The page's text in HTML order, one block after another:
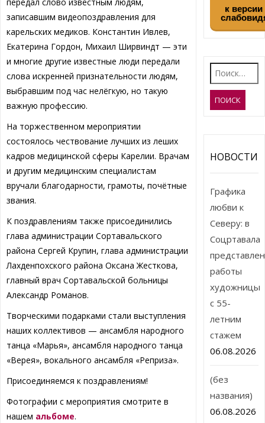
записавшим видеопоздравления для
карельских медиков. Константин Ивлев,
Екатерина Гордон, Михаил Ширвиндт — эти
и многие другие известные люди передали
слова искренней признательности людям,
выбравшим под час нелёгкую, но такую
важную профессию.
На торжественном мероприятии
состоялось чествование лучших из леших
кадров медицинской сферы Карелии. Врачам
и другим медицинским специалистам
вручали благодарности, грамоты, почётные
звания.
К поздравлениям также присоединились
глава администрации Сортавальского
района Сергей Крупин, глава администрации
Лахденпохского района Оксана Жесткова,
главный врач Сортавальской больницы
Александр Романов.
Творческими подарками стали выступления
наших коллективов — ансамбля народного
танца «Марья», ансамбля народного танца
«Верея», вокального ансамбля «Реприза».
Присоединяемся к поздравлениям!
Фотографии с мероприятия смотрите в
нашем альбоме.
к
Найти:
НОВОСТИ
Графика
любви к
Северу: в
Соцртавала
работы
художницы
с 55-
летним
стажем
06.08.2026
(без
названия)
06.08.2026